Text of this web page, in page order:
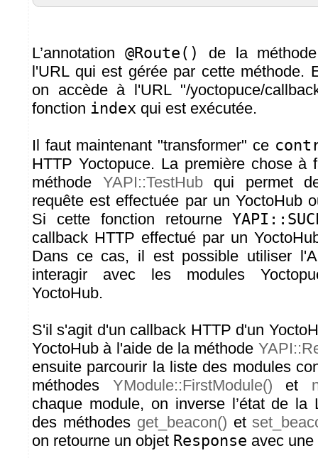
L’annotation @Route()
de la
l'URL qui est gérée par cette méthode.
on accède à l'URL "/yoctopuce/
fonction index qui est exécutée.
Il faut maintenant "transformer" ce
HTTP Yoctopuce. La première chose à
méthode YAPI::TestHubqui permet
requête est effectuée par un YoctoHub
Si cette fonction retourne
callback HTTP effectué par un
Dans ce cas, il est possible utiliser
interagir avec les modules
YoctoHub.
S'il s'agit d'un callback HTTP d'un
YoctoHub à l'aide de la méthode
ensuite parcourir la liste des modules
méthodes YModule::FirstModule() et
chaque module, on inverse l’état de
des méthodes get_beacon() et
on retourne un objet Response avec